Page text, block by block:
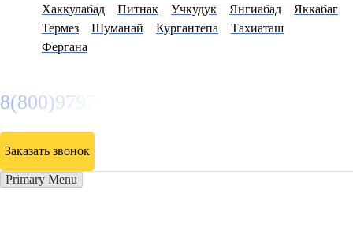
Хаккулабад
Питнак Учкудук Янгиабад
Яккабаг
Термез
Шуманай Кургантепа
Тахиаташ
Фергана
8(800)9797043
Заказать звонок
Primary Menu